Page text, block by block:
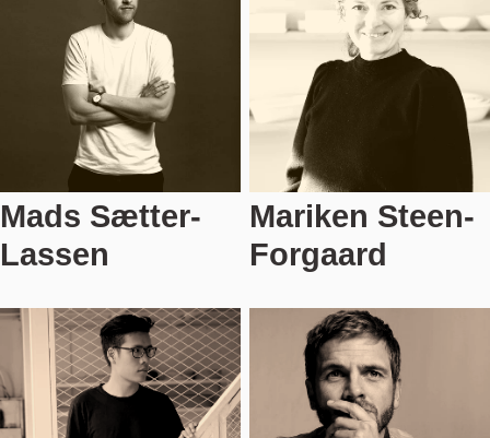
Mads Sætter-
Lassen
Mariken Steen-
Forgaard